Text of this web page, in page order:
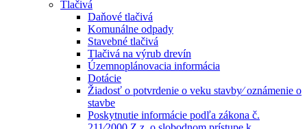
Tlačivá
Daňové tlačivá
Komunálne odpady
Stavebné tlačivá
Tlačivá na výrub drevín
Územnoplánovacia informácia
Dotácie
Žiadosť o potvrdenie o veku stavby⁄ oznámenie o
stavbe
Poskytnutie informácie podľa zákona č.